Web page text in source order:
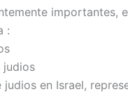
importantes,
:
judios
en Israel,